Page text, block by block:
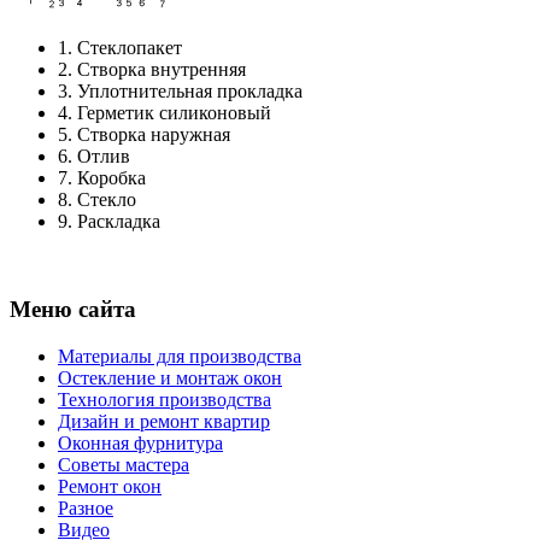
1. Стеклопакет
2. Створка внутренняя
3. Уплотнительная прокладка
4. Герметик силиконовый
5. Створка наружная
6. Отлив
7. Коробка
8. Стекло
9. Раскладка
Меню сайта
Материалы для производства
Остекление и монтаж окон
Технология производства
Дизайн и ремонт квартир
Оконная фурнитура
Советы мастера
Ремонт окон
Разное
Видео